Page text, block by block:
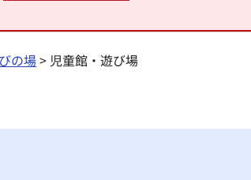
の場> 児童館・遊び場